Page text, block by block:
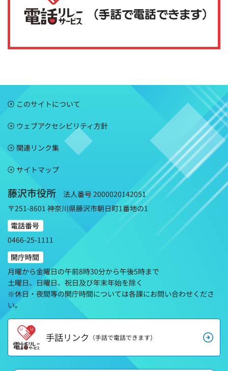
このサイトについて
ウェブアクセシビリティ方針
関連リンク集
サイトマップ
藤沢市役所
法人番号 2000020142051
〒251-8601 神奈川県藤沢市朝日町1番地の1
電話番号
0466-25-1111
開庁時間
月曜から金曜日の午前8時30分から午後5時まで
土曜日、日曜日、祝日及び年末年始を除く
※休日・夜間等の開庁時間については各課にお問い合わせくださ
い。
手話リンク （手話で電話できます）